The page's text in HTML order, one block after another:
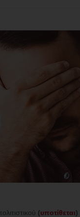
(υποτίθεται)